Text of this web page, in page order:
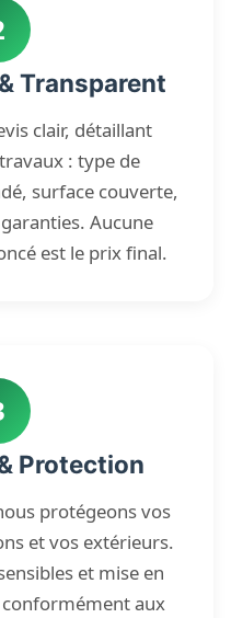
Transparent
clair, détaillant
: type de
surface couverte,
Aucune
est le prix final.
Protection
protégeons vos
et vos extérieurs.
et mise en
aux